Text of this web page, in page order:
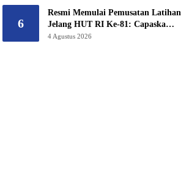
6
Resmi Memulai Pemusatan Latihan
Jelang HUT RI Ke-81: Capaska
Jombang 2026 “Mahesa Rakta Garuda
4 Agustus 2026